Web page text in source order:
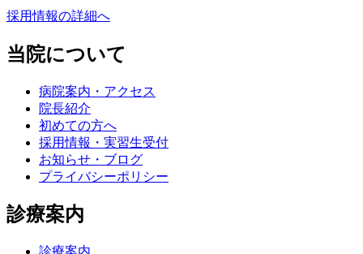
採用情報の詳細へ
当院について
病院案内・アクセス
院長紹介
初めての方へ
採用情報・実習生受付
お知らせ・ブログ
プライバシーポリシー
診療案内